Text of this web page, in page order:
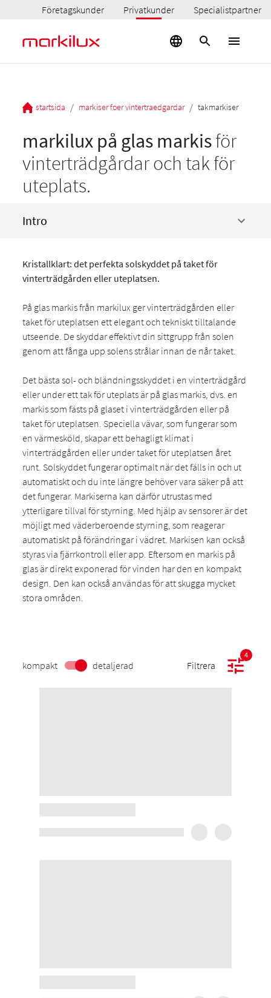
Företagskunder Privatkunder Specialistpartner
startsida / markiser foer vintertraedgardar / takmarkiser
markilux på glas markisför
vinterträdgårdar och tak för
uteplats.
Intro
Kristallklart: det perfekta solskyddet på taket för
vinterträdgården eller uteplatsen.
På glas markis från markilux ger vinterträdgården eller
taket för uteplatsen ett elegant och tekniskt tilltalande
utseende. De skyddar effektivt din sittgrupp från solen
genom att fånga upp solens strålar innan de når taket.
Det bästa sol- och bländningsskyddet i en vinterträdgård
eller under ett tak för uteplats är på glas markis, dvs. en
markis som fästs på glaset i vinterträdgården eller på
taket för uteplatsen. Speciella vävar, som fungerar som
en värmesköld, skapar ett behagligt klimat i
vinterträdgården eller under taket för uteplatsen året
runt. Solskyddet fungerar optimalt när det fälls in och ut
automatiskt och du inte längre behöver vara säker på att
det fungerar. Markiserna kan därför utrustas med
ytterligare tillval för styrning. Med hjälp av sensorer är det
möjligt med väderberoende styrning, som reagerar
automatiskt på förändringar i vädret. Markisen kan också
styras via fjärrkontroll eller app. Eftersom en markis på
glas är direkt exponerad för vinden har den en kompakt
design. Den kan också användas för att skugga mycket
stora områden.
kompakt detaljerad Filtrera
4